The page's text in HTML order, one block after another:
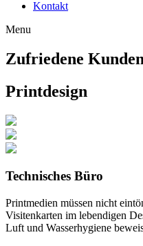
Kontakt
Menu
Zufriedene Kunden
Printdesign
Technisches Büro
Printmedien müssen nicht
Visitenkarten im lebendigen
Luft und Wasserhygiene